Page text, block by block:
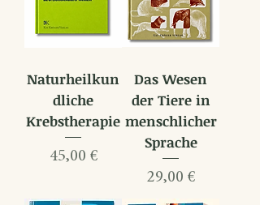
Naturheilkun
dliche
Krebstherapie
Preis
45,00 €
Das Wesen
der Tiere in
menschlicher
Sprache
Preis
29,00 €